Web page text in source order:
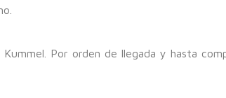
Por orden de llegada y hasta